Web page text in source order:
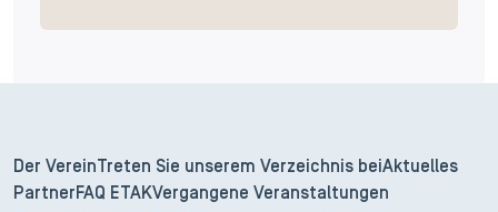
Der Verein Treten Sie unserem Verzeichnis bei Aktuelles
Partner FAQ ETAKVergangene Veranstaltungen